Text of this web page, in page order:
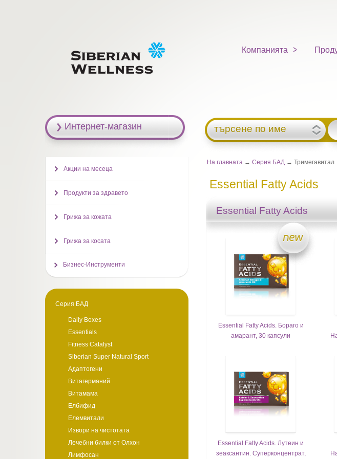
Компанията
търсене по име
На главната → Серия БАД → Тримегавитал
Essential Fatty Acids
Essential Fatty Acids
Essential Fatty Acids. Бораго и
амарант, 30 капсули
Essential Fatty Acids. Лутеин и
зеаксантин. Суперконцентрат,
Интернет-магазин
Акции на месеца
Продукти за здравето
Грижа за кожата
Грижа за косата
Бизнес-Инструменти
Серия БАД
Daily Boxes
Essentials
Fitness Catalyst
Siberian Super Natural Sport
Адаптогени
Витагерманий
Витамама
Елбифид
Елемвитали
Извори на чистотата
Лечебни билки от Олхон
Лимфосан